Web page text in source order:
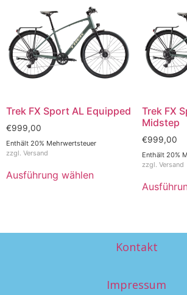
Trek FX Sport AL Equipped
€999,00
Enthält 20% Mehrwertsteuer
zzgl. Versand
Ausführung wählen
Trek FX
Midstep
€999,00
Enthält 20%
zzgl. Versand
Kontakt
Impressum